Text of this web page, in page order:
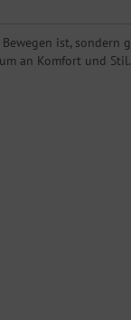
ist,
an Komfort und Stil.